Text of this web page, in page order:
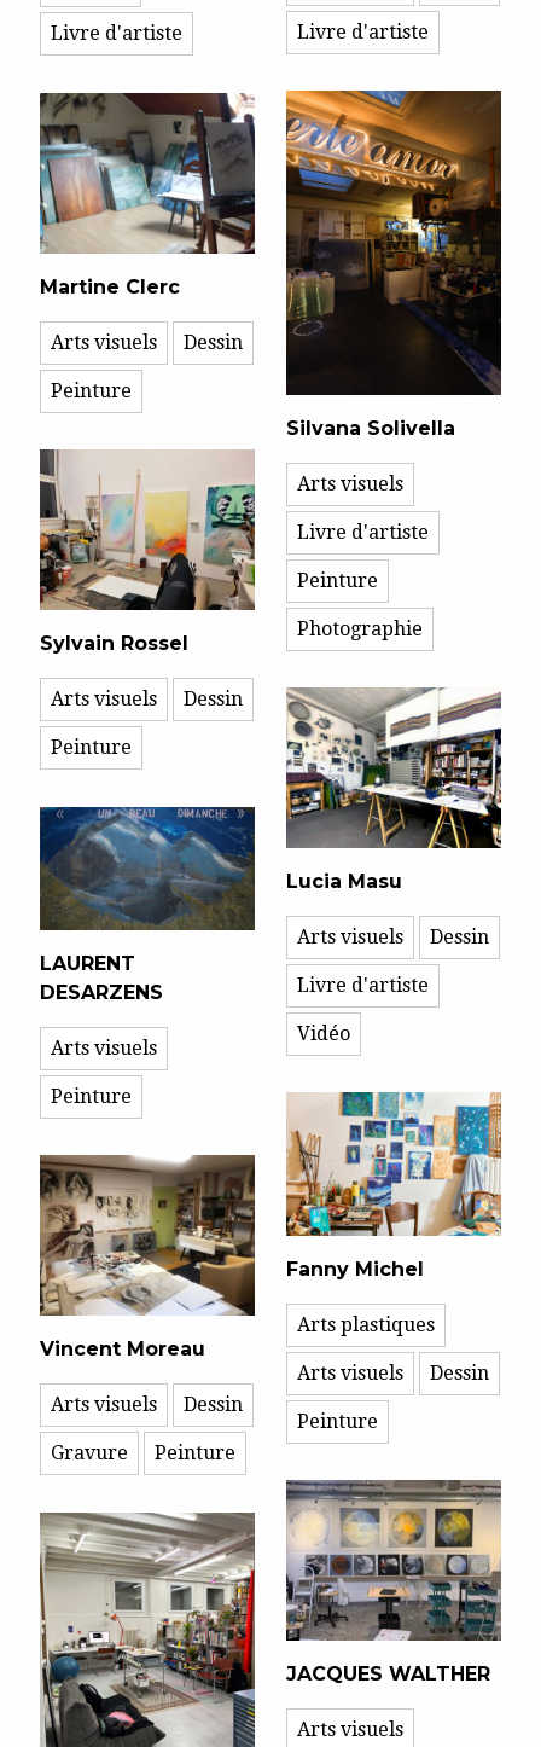
Livre d'artiste
Livre d'artiste
Silvana Solivella
Arts visuels
Livre d'artiste
Peinture
Photographie
Martine Clerc
Arts visuels Dessin
Peinture
Sylvain Rossel
Arts visuels Dessin
Peinture
Lucia Masu
Arts visuels Dessin
Livre d'artiste
Vidéo
LAURENT
DESARZENS
Arts visuels
Peinture
Fanny Michel
Arts plastiques
Arts visuels Dessin
Peinture
Vincent Moreau
Arts visuels Dessin
Gravure Peinture
JACQUES WALTHER
Arts visuels